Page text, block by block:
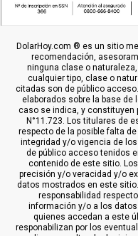
DolarHoy.com ® es un sitio
recomendación,
ninguna clase o
cualquier tipo, clase o
citadas son de público
elaborados sobre la base
caso se indica, y constituyen
N°11.723. Los titulares de
respecto de la posible falta
integridad y/o vigencia de
de público acceso tenidos
contenido de este sitio.
precisión y/o veracidad y/o
datos mostrados en este
responsabilidad
información y/o a los
quienes accedan a este
responabilizan por los